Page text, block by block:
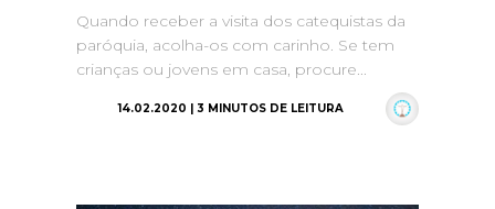
Quando receber a visita dos catequistas da
paróquia, acolha-os com carinho. Se tem
crianças ou jovens em casa, procure...
14.02.2020 | 3 MINUTOS DE LEITURA